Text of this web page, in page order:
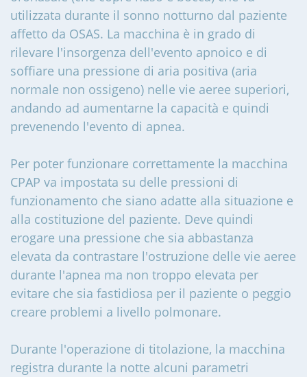
utilizzata durante il sonno notturno dal paziente
affetto da OSAS. La macchina è in grado di
rilevare l'insorgenza dell'evento apnoico e di
soffiare una pressione di aria positiva (aria
normale non ossigeno) nelle vie aeree superiori,
andando ad aumentarne la capacità e quindi
prevenendo l'evento di apnea.
Per poter funzionare correttamente la macchina
CPAP va impostata su delle pressioni di
funzionamento che siano adatte alla situazione e
alla costituzione del paziente. Deve quindi
erogare una pressione che sia abbastanza
elevata da contrastare l'ostruzione delle vie aeree
durante l'apnea ma non troppo elevata per
evitare che sia fastidiosa per il paziente o peggio
creare problemi a livello polmonare.
Durante l'operazione di titolazione, la macchina
registra durante la notte alcuni parametri